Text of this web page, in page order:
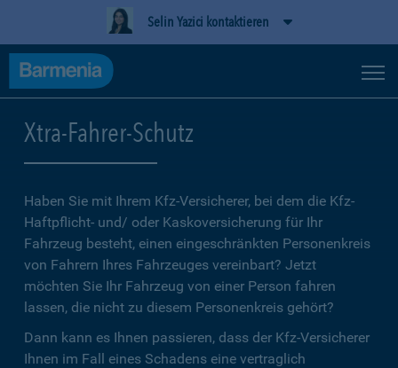
Selin Yazici kontaktieren
Xtra-Fahrer-Schutz
Haben Sie mit Ihrem Kfz-Versicherer, bei dem die Kfz-
Haftpflicht- und/ oder Kaskoversicherung für Ihr
Fahrzeug besteht, einen eingeschränkten Personenkreis
von Fahrern Ihres Fahrzeuges vereinbart? Jetzt
möchten Sie Ihr Fahrzeug von einer Person fahren
lassen, die nicht zu diesem Personenkreis gehört?
Dann kann es Ihnen passieren, dass der Kfz-Versicherer
Ihnen im Fall eines Schadens eine vertraglich